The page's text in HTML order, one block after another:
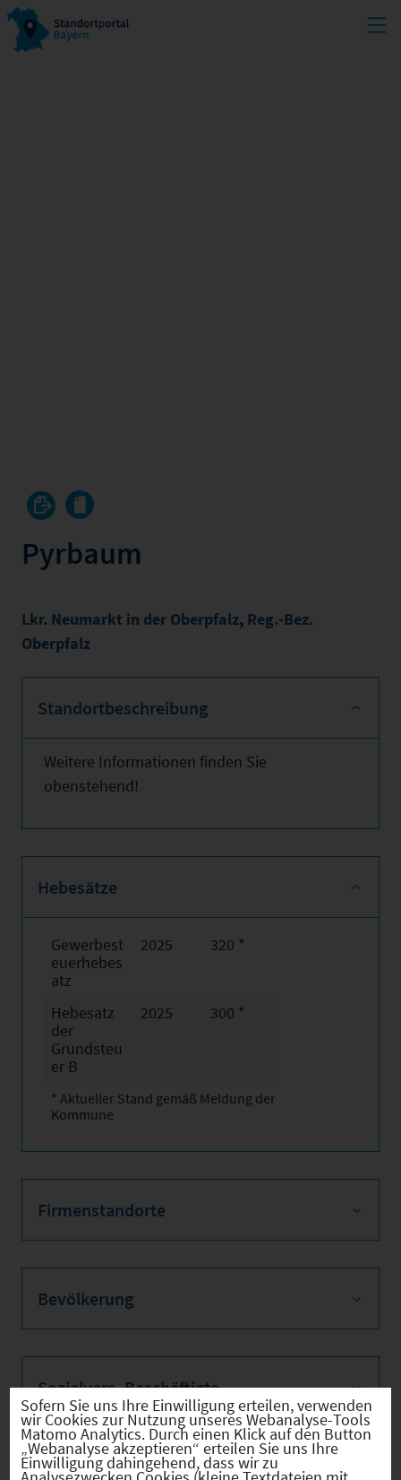
Pyrbaum
Lkr. Neumarkt in der Oberpfalz, Reg.-Bez.
Oberpfalz
Standortbeschreibung
Weitere Informationen finden Sie
obenstehend!
Hebesätze
Gewerbest
euerhebes
atz
2025 320 *
Hebesatz
der
Grundsteu
er B
2025 300 *
* Aktueller Stand gemäß Meldung der
Kommune
Firmenstandorte
Bevölkerung
Sozialvers. Beschäftigte
Sofern Sie uns Ihre Einwilligung erteilen, verwenden
wir Cookies zur Nutzung unseres Webanalyse-Tools
Matomo Analytics. Durch einen Klick auf den Button
„Webanalyse akzeptieren“ erteilen Sie uns Ihre
Einwilligung dahingehend, dass wir zu